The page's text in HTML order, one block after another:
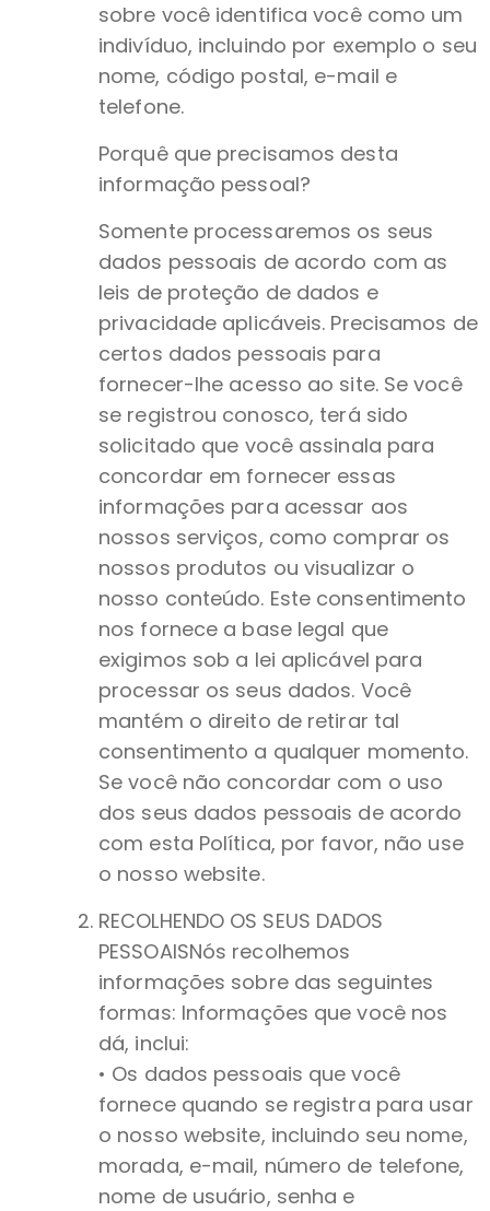
sobre você identifica você como um
indivíduo, incluindo por exemplo o seu
nome, código postal, e-mail e
telefone.
Porquê que precisamos desta
informação pessoal?
Somente processaremos os seus
dados pessoais de acordo com as
leis de proteção de dados e
privacidade aplicáveis. Precisamos de
certos dados pessoais para
fornecer-lhe acesso ao site. Se você
se registrou conosco, terá sido
solicitado que você assinala para
concordar em fornecer essas
informações para acessar aos
nossos serviços, como comprar os
nossos produtos ou visualizar o
nosso conteúdo. Este consentimento
nos fornece a base legal que
exigimos sob a lei aplicável para
processar os seus dados. Você
mantém o direito de retirar tal
consentimento a qualquer momento.
Se você não concordar com o uso
dos seus dados pessoais de acordo
com esta Política, por favor, não use
o nosso website.
RECOLHENDO OS SEUS DADOS
PESSOAISNós recolhemos
informações sobre das seguintes
formas: Informações que você nos
dá, inclui:
• Os dados pessoais que você
fornece quando se registra para usar
o nosso website, incluindo seu nome,
morada, e-mail, número de telefone,
nome de usuário, senha e